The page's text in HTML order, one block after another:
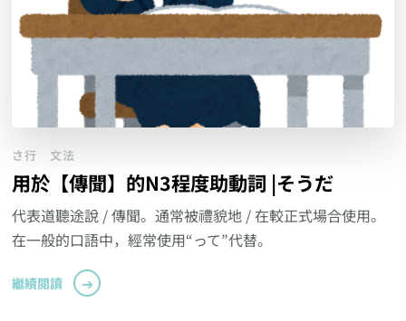
さ行 文法
用於【傳聞】的N3程度助動詞 |そうだ
代表道聽途說 / 傳聞。通常被禮貌地 / 在較正式場合使用。
在一般的口語中，經常使用“って”代替。
繼續閱讀